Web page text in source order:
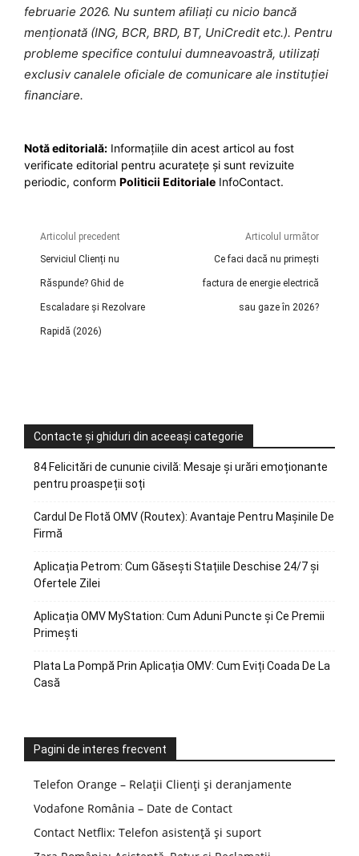
februarie 2026. Nu suntem afiliați cu nicio bancă
menționată (ING, BCR, BRD, BT, UniCredit etc.). Pentru
probleme specifice contului dumneavoastră, utilizați
exclusiv canalele oficiale de comunicare ale instituției
financiare.
Notă editorială: Informațiile din acest articol au fost
verificate editorial pentru acuratețe și sunt revizuite
periodic, conform Politicii Editoriale InfoContact.
Articolul precedent
Serviciul Clienți nu
Răspunde? Ghid de
Escaladare și Rezolvare
Rapidă (2026)
Articolul următor
Ce faci dacă nu primești
factura de energie electrică
sau gaze în 2026?
Contacte și ghiduri din aceeași categorie
84 Felicitări de cununie civilă: Mesaje și urări emoționante
pentru proaspeții soți
Cardul De Flotă OMV (Routex): Avantaje Pentru Mașinile De
Firmă
Aplicația Petrom: Cum Găsești Stațiile Deschise 24/7 și
Ofertele Zilei
Aplicația OMV MyStation: Cum Aduni Puncte și Ce Premii
Primești
Plata La Pompă Prin Aplicația OMV: Cum Eviți Coada De La
Casă
Pagini de interes frecvent
Telefon Orange – Relații Clienți și deranjamente
Vodafone România – Date de Contact
Contact Netflix: Telefon asistență și suport